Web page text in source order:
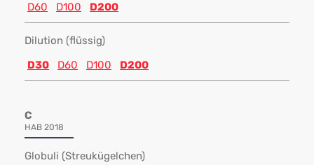
D60
D100 D200
Dilution (flüssig)
D30
D60 D100 D200
C
HAB 2018
Globuli (Streukügelchen)